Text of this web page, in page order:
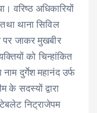
वरिष्ठ अधिकारियों
थाना सिविल
पर जाकर मुखबीर
को चिन्हांकित
दुर्गेश महानंद उर्फ
के सदस्यों द्वारा
निट्राजेपम